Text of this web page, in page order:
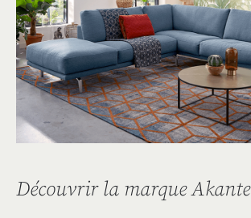
Découvrir la marque Akante